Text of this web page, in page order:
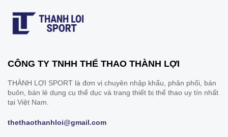
CÔNG TY TNHH THỂ THAO THÀNH LỢI
THÀNH LỢI SPORT là đơn vị chuyên nhập khẩu, phân phối, bán
buôn, bán lẻ dụng cụ thể dục và trang thiết bị thể thao uy tín nhất
tại Việt Nam.
thethaothanhloi@gmail.com